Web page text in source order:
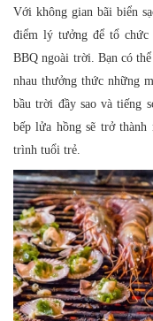
Với không gian bãi biển
điểm lý tưởng để tổ chức
BBQ ngoài trời. Bạn có
nhau thưởng thức những
bầu trời đầy sao và tiếng
bếp lửa hồng sẽ trở
trình tuổi trẻ.